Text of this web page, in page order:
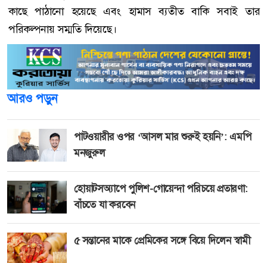
কাছে পাঠানো হয়েছে এবং হামাস ব্যতীত বাকি সবাই তার
পরিকল্পনায় সম্মতি দিয়েছে।
আরও পড়ুন
পাটওয়ারীর ওপর ‘আসল মার শুরুই হয়নি’: এমপি
মনজুরুল
হোয়াটসঅ্যাপে পুলিশ-গোয়েন্দা পরিচয়ে প্রতারণা:
বাঁচতে যা করবেন
৫ সন্তানের মাকে প্রেমিকের সঙ্গে বিয়ে দিলেন স্বামী